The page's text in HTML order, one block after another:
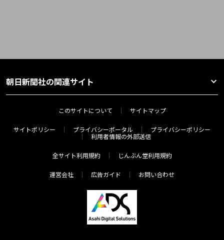
朝日新聞社の関連サイト
このサイトについて サイトマップ
サイトポリシー プライバシーポータル
プライバシーポリシー
利用者情報の外部送信
全サイト利用規約 じんぶん堂利用規約
運営会社 広告ガイド お問い合わせ